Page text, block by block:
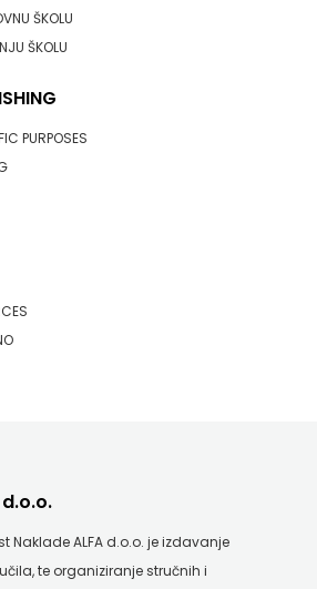
ŠKOLU
ŠKOLU
PURPOSES
Naklade ALFA d.o.o. je izdavanje
te organiziranje stručnih i